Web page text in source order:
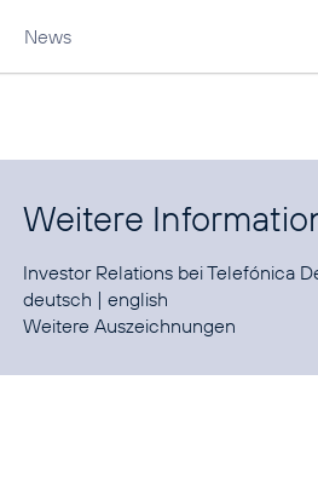
News
Weitere
Investor Relations bei Telefónica
deutsch |english
WeitereAuszeichnungen